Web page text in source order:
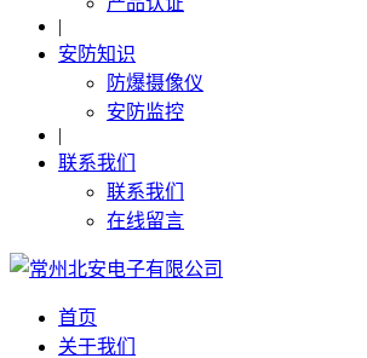
|
安防知识
防爆摄像仪
安防监控
|
联系我们
联系我们
在线留言
首页
关于我们